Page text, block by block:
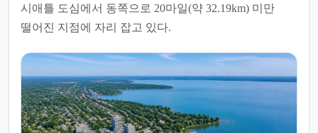
시애틀 도심에서 동쪽으로 20마일(약 32.19km) 미만
떨어진 지점에 자리 잡고 있다.